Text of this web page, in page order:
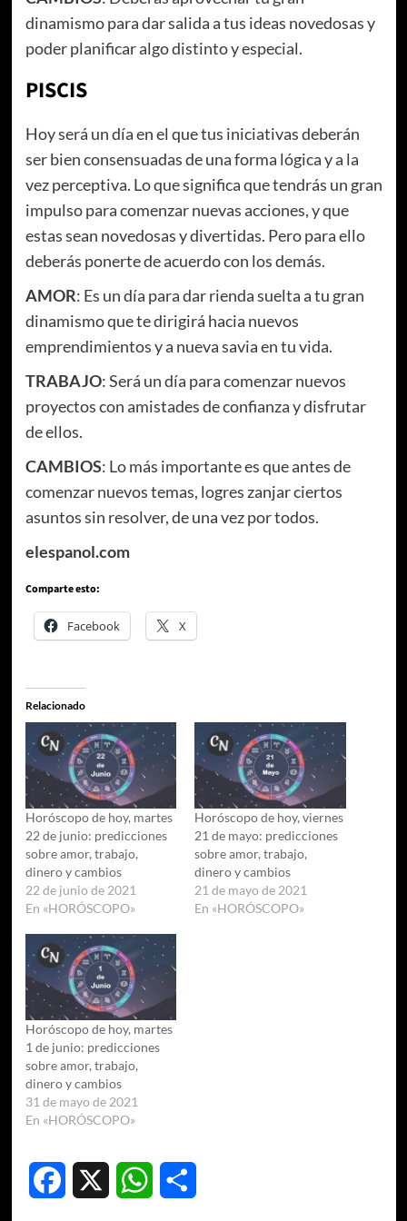
dinamismo para dar salida a tus ideas novedosas y
poder planificar algo distinto y especial.
PISCIS
Hoy será un día en el que tus iniciativas deberán
ser bien consensuadas de una forma lógica y a la
vez perceptiva. Lo que significa que tendrás un gran
impulso para comenzar nuevas acciones, y que
estas sean novedosas y divertidas. Pero para ello
deberás ponerte de acuerdo con los demás.
AMOR: Es un día para dar rienda suelta a tu gran
dinamismo que te dirigirá hacia nuevos
emprendimientos y a nueva savia en tu vida.
TRABAJO: Será un día para comenzar nuevos
proyectos con amistades de confianza y disfrutar
de ellos.
CAMBIOS: Lo más importante es que antes de
comenzar nuevos temas, logres zanjar ciertos
asuntos sin resolver, de una vez por todos.
elespanol.com
Comparte esto:
Facebook X
Relacionado
Horóscopo de hoy, martes
22 de junio: predicciones
sobre amor, trabajo,
dinero y cambios
22 de junio de 2021
En «HORÓSCOPO»
Horóscopo de hoy, viernes
21 de mayo: predicciones
sobre amor, trabajo,
dinero y cambios
21 de mayo de 2021
En «HORÓSCOPO»
Horóscopo de hoy, martes
1 de junio: predicciones
sobre amor, trabajo,
dinero y cambios
31 de mayo de 2021
En «HORÓSCOPO»
Facebook WhatsApp